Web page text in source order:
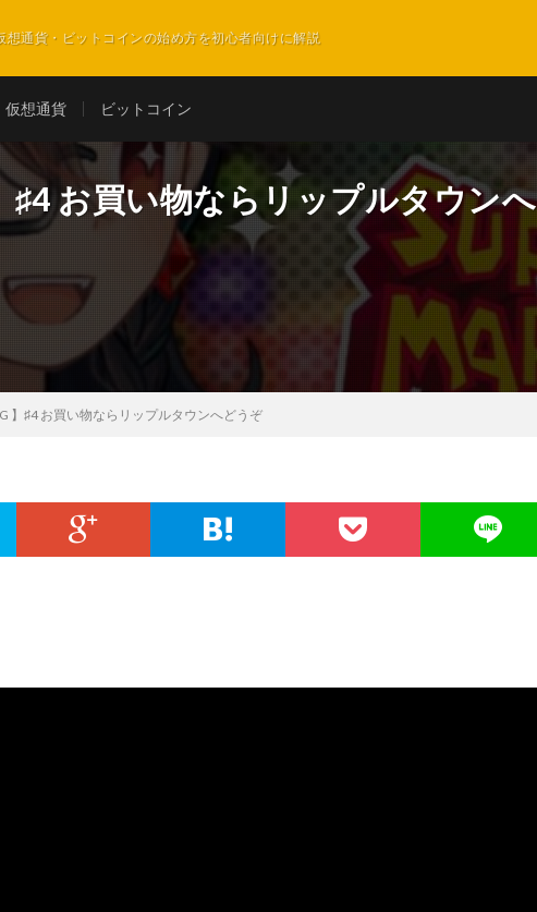
想通貨・ビットコインの始め方を初心者向けに解説
仮想通貨 ビットコイン
♯4 お買い物ならリップルタウンへ
】♯4 お買い物ならリップルタウンへどうぞ